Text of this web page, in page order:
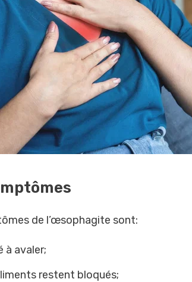
de l’œsophagite sont:
à avaler;
restent bloqués;